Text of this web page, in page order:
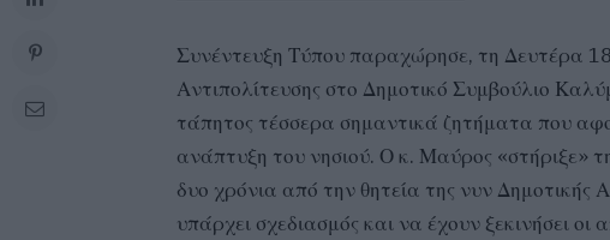
Συνέντευξη Τύπου παραχώρησε, τη Δευτέρα
Αντιπολίτευσης στο Δημοτικό Συμβούλιο
τάπητος τέσσερα σημαντικά ζητήματα που
ανάπτυξη του νησιού. Ο κ. Μαύρος «στήριξε»
δυο χρόνια από την θητεία της νυν Δημοτικής
υπάρχει σχεδιασμός και να έχουν ξεκινήσει οι